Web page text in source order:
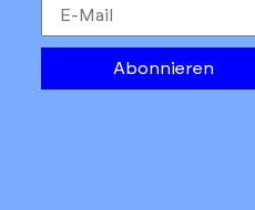
Abonnieren